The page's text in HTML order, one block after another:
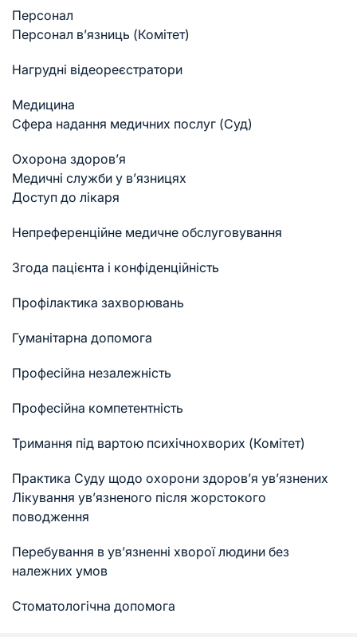
Персонал
Персонал в’язниць (Комітет)
Нагрудні відеореєстратори
Медицина
Cфера надання медичних послуг (Суд)
Охорона здоров’я
Медичні служби у в’язницях
Доступ до лікаря
Непреференційне медичне обслуговування
Згода пацієнта і конфіденційність
Профілактика захворювань
Гуманітарна допомога
Професійна незалежність
Професійна компетентність
Тримання під вартою психічнохворих (Комітет)
Практика Суду щодо охорони здоров’я ув’язнених
Лікування ув’язненого після жорстокого
поводження
Перебування в ув’язненні хворої людини без
належних умов
Стоматологічна допомога